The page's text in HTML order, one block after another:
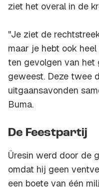
ziet het overal in de
"Je ziet de
maar je hebt ook
ten gevolgen van het
geweest. Deze twee
uitgaansavonden
Buma.
De Feestpartij
Üresin werd door de
omdat hij geen
een boete van één